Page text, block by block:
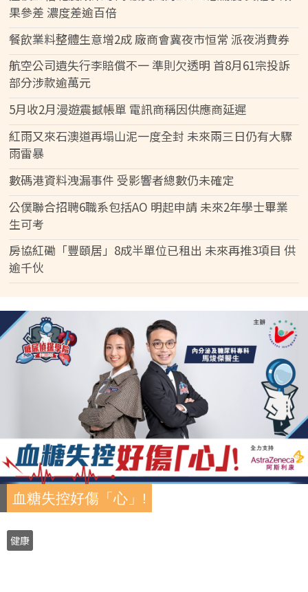
果參差 濃度差逾百倍
餐飲業料整體生意增2成 廠商會冀夜市恒常 派夜消費券
航空公司遺失行李賠償不一 準則欠透明 首8月61宗投訴
部分涉款逾萬元
5月收2月漫遊震撼帳單 電訊商稱因供應商延遲
紅雨又來石澳道再塌山泥一度全封 未來兩三日仍有大驟
雨雷暴
數碼港資料洩漏事件 受影響者總數仍未確定
公僕聯合招聘6職系包括AO 明起申請 未來2年學士畢業
生可考
房協紅磡「豐頤居」8成半單位已租出 未來再推3項目 供
逾千伙
血糖失控好傷「心」!
健康